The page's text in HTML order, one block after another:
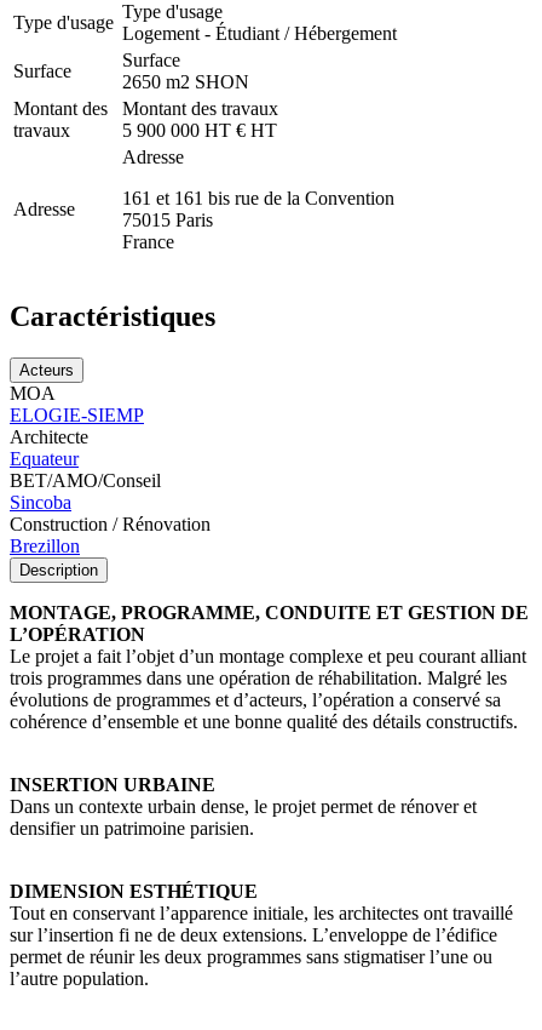
Type d'usage
Type d'usage
Logement - Étudiant / Hébergement
Surface
Surface
2650 m2 SHON
Montant des
travaux
Montant des travaux
5 900 000 HT € HT
Adresse
Adresse
161 et 161 bis rue de la Convention
75015 Paris
France
Caractéristiques
Acteurs
MOA
ELOGIE-SIEMP
Architecte
Equateur
BET/AMO/Conseil
Sincoba
Construction / Rénovation
Brezillon
Description
MONTAGE, PROGRAMME, CONDUITE ET GESTION DE
L’OPÉRATION
Le projet a fait l’objet d’un montage complexe et peu courant alliant
trois programmes dans une opération de réhabilitation. Malgré les
évolutions de programmes et d’acteurs, l’opération a conservé sa
cohérence d’ensemble et une bonne qualité des détails constructifs.
INSERTION URBAINE
Dans un contexte urbain dense, le projet permet de rénover et
densifier un patrimoine parisien.
DIMENSION ESTHÉTIQUE
Tout en conservant l’apparence initiale, les architectes ont travaillé
sur l’insertion fi ne de deux extensions. L’enveloppe de l’édifice
permet de réunir les deux programmes sans stigmatiser l’une ou
l’autre population.